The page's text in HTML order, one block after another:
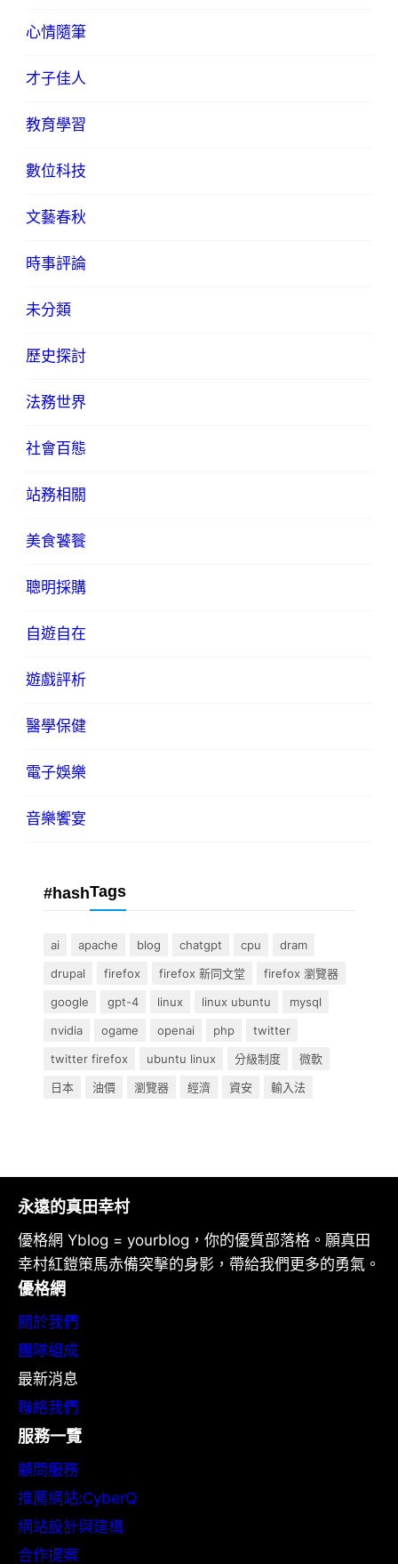
心情隨筆
才子佳人
教育學習
數位科技
文藝春秋
時事評論
未分類
歷史探討
法務世界
社會百態
站務相關
美食饕餮
聰明採購
自遊自在
遊戲評析
醫學保健
電子娛樂
音樂饗宴
#hashTags
ai apache blog chatgpt cpu
dram
drupal
firefox firefox 新同文堂
firefox 瀏覽器
google
gpt-4 linux linux ubuntu
mysql
nvidia
ogame openai php
twitter
twitter firefox
ubuntu linux 分級制度
微軟
日本
油價 瀏覽器 經濟 資安 輸入法
永遠的真田幸村
優格網 Yblog = yourblog，你的優質部落格。願真田
幸村紅鎧策馬赤備突擊的身影，帶給我們更多的勇氣。
優格網
關於我們
團隊組成
最新消息
聯絡我們
服務一覽
顧問服務
推薦網站:CyberQ
網站設計與建構
合作提案